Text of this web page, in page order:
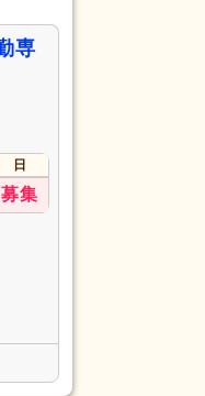
専
日
募集